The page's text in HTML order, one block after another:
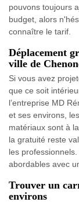
pouvons toujours
budget, alors
connaître le tarif.
Déplacement
ville de
Si vous avez
que ce soit
l’entreprise MD
et ses environs,
matériaux sont à
la gratuité reste
les
abordables avec
Trouver un
environs